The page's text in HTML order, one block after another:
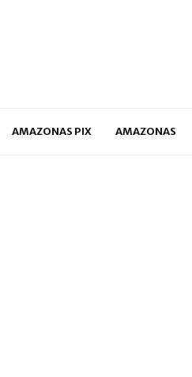
AMAZONAS PIX AMAZONAS